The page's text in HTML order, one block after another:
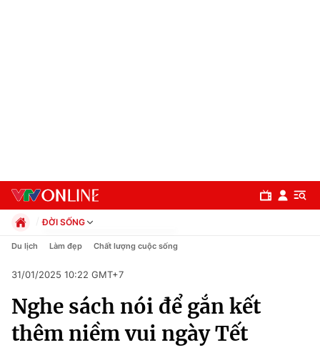
Chuyên mục
Chính trị
ĐỜI SỐNG
Chính trị
Pháp luật
Kinh tế
Thể thao
Truyền hình
Du lịch Làm đẹp Chất lượng cuộc sống
31/01/2025 10:22 GMT+7
Nghe sách nói để gắn kết
thêm niềm vui ngày Tết